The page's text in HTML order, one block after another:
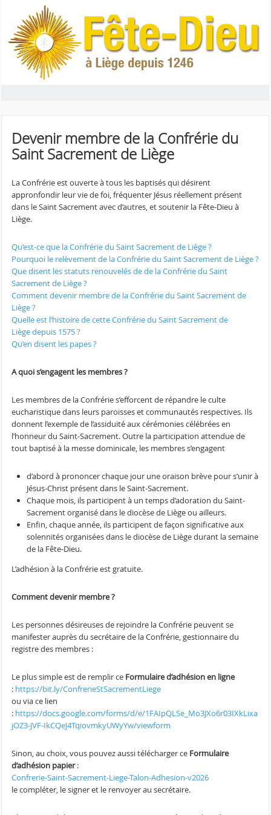
Devenir membre de la Confrérie du
Saint Sacrement de Liège
La Confrérie est ouverte à tous les baptisés qui désirent
appronfondir leur vie de foi, fréquenter Jésus réellement présent
dans le Saint Sacrement avec d’autres, et soutenir la Fête-Dieu à
Liège.
Qu’est-ce que la Confrérie du Saint Sacrement de Liège ?
Pourquoi le relèvement de la Confrérie du Saint Sacrement de Liège ?
Que disent les statuts renouvelés de de la Confrérie du Saint
Sacrement de Liège ?
Comment devenir membre de la Confrérie du Saint Sacrement de
Liège ?
Quelle est l’histoire de cette Confrérie du Saint Sacrement de
Liège depuis 1575 ?
Qu’en disent les papes ?
A quoi s’engagent les membres ?
Les membres de la Confrérie s’efforcent de répandre le culte
eucharistique dans leurs paroisses et communautés respectives. Ils
donnent l’exemple de l’assiduité aux cérémonies célébrées en
l’honneur du Saint-Sacrement. Outre la participation attendue de
tout baptisé à la messe dominicale, les membres s’engagent
d’abord à prononcer chaque jour une oraison brève pour s’unir à
Jésus-Christ présent dans le Saint-Sacrement.
Chaque mois, ils participent à un temps d’adoration du Saint-
Sacrement organisé dans le diocèse de Liège ou ailleurs.
Enfin, chaque année, ils participent de façon significative aux
solennités organisées dans le diocèse de Liège durant la semaine
de la Fête-Dieu.
L’adhésion à la Confrérie est gratuite.
Comment devenir membre ?
Les personnes désireuses de rejoindre la Confrérie peuvent se
manifester auprès du secrétaire de la Confrérie, gestionnaire du
registre des membres :
Le plus simple est de remplir ce Formulaire d’adhésion en ligne
: https://bit.ly/ConfrerieStSacrementLiege
ou via ce lien
: https://docs.google.com/forms/d/e/1FAIpQLSe_Mo3JXo6r03IXkLixa
jOZ3-JVF-IkCQeJ4TqiovmkyUWyYw/viewform
Sinon, au choix, vous pouvez aussi télécharger ce Formulaire
d’adhésion papier:
Confrerie-Saint-Sacrement-Liege-Talon-Adhesion-v2026
le compléter, le signer et le renvoyer au secrétaire.